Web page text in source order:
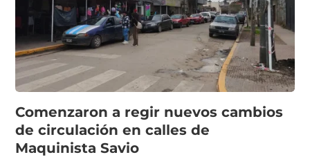
Comenzaron a regir nuevos cambios
de circulación en calles de
Maquinista Savio